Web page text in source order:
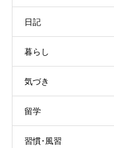
日記
暮らし
気づき
留学
習慣･風習